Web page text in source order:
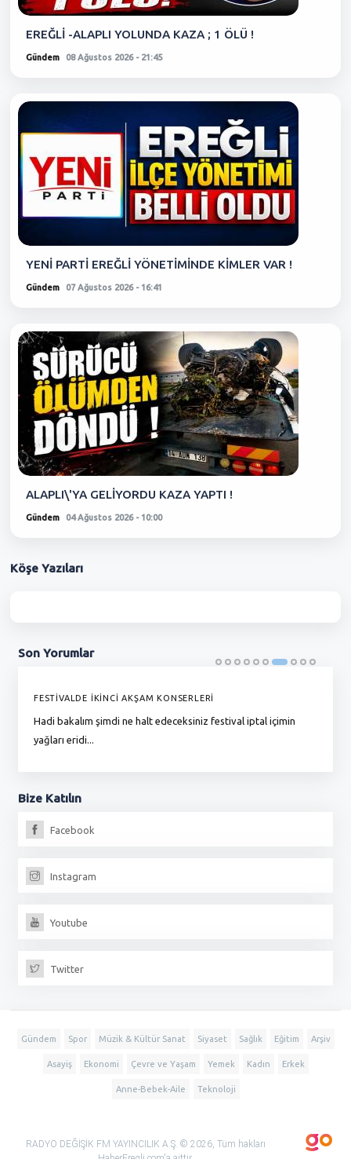
EREĞLİ -ALAPLI YOLUNDA KAZA ; 1 ÖLÜ !
Gündem 08 Ağustos 2026 - 21:45
YENİ PARTİ EREĞLİ YÖNETİMİNDE KİMLER VAR !
Gündem 07 Ağustos 2026 - 16:41
ALAPLI\'YA GELİYORDU KAZA YAPTI !
Gündem 04 Ağustos 2026 - 10:00
Köşe Yazıları
Son Yorumlar
FESTİVALDE İKİNCİ AKŞAM KONSERLERİ
Hadi bakalım şimdi ne halt edeceksiniz festival iptal içimin
yağları eridi...
Bize Katılın
Facebook
Instagram
Youtube
Twitter
Gündem Spor Müzik & Kültür Sanat Siyaset Sağlık Eğitim Arşiv
Asayiş Ekonomi Çevre ve Yaşam Yemek Kadın Erkek
Anne-Bebek-Aile Teknoloji
RADYO DEĞİŞİK FM YAYINCILIK A.Ş. © 2026, Tüm hakları